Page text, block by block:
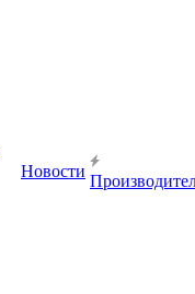
Новости